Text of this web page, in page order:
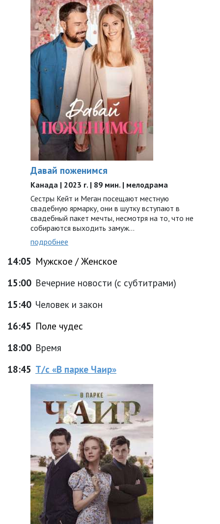
Давай поженимся
Канада | 2023 г. | 89 мин. | мелодрама
Сестры Кейт и Меган посещают местную
свадебную ярмарку, они в шутку вступают в
свадебный пакет мечты, несмотря на то, что не
собираются выходить замуж…
подробнее
14:05 Мужское / Женское
15:00 Вечерние новости (с субтитрами)
15:40 Человек и закон
16:45 Поле чудес
18:00 Время
18:45 Т/с «В парке Чаир»